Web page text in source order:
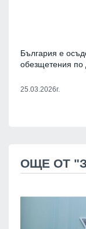
България е
обезщетения по
25.03.2026г.
ОЩЕ ОТ